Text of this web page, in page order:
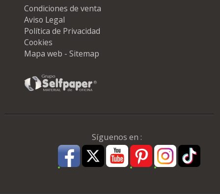
Condiciones de venta
Aviso Legal
Política de Privacidad
Cookies
Mapa web - Sitemap
Síguenos en :